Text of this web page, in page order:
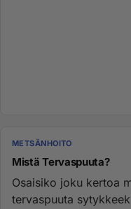
METSÄNHOITO
Mistä Tervaspuuta?
Osaisiko joku kertoa
tervaspuuta